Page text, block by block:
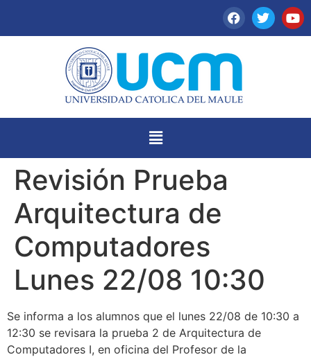
Revisión Prueba
Arquitectura de
Computadores
Lunes 22/08 10:30
Se informa a los alumnos que el lunes 22/08 de 10:30 a
12:30 se revisara la prueba 2 de Arquitectura de
Computadores I, en oficina del Profesor de la